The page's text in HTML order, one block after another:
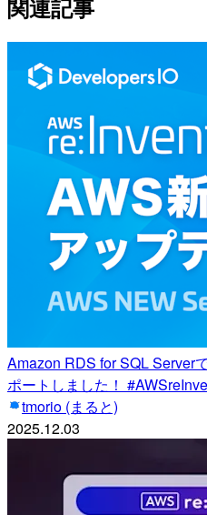
関連記事
Amazon RDS for SQL Server
ポートしました！
tmorio (まると)
2025.12.03